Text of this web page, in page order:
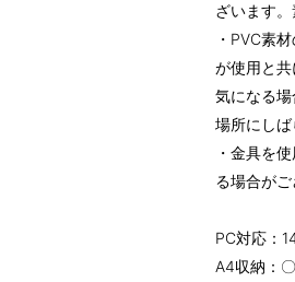
ざいます。
・PVC素
が使用と共
気になる
場所にしば
・金具を
る場合がご
PC対応：
A4収納：〇